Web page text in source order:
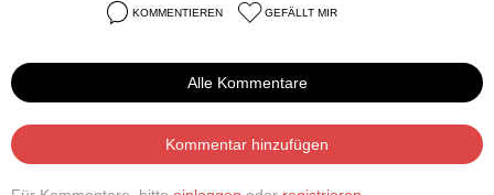
KOMMENTIEREN GEFÄLLT MIR
Alle Kommentare
Kommentar hinzufügen